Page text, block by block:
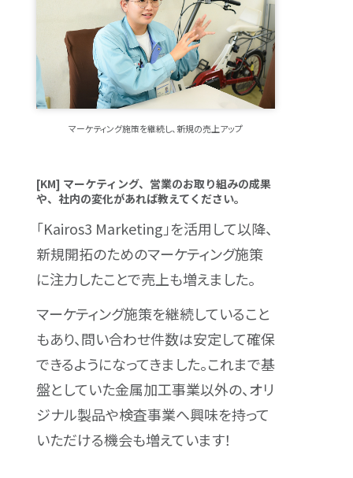
マーケティング施策を継続し、新規の売上アップ
[KM] マーケティング、営業のお取り組みの成果
や、社内の変化があれば教えてください。
「Kairos3 Marketing」を活用して以降、
新規開拓のためのマーケティング施策
に注力したことで売上も増えました。
マーケティング施策を継続していること
もあり、問い合わせ件数は安定して確保
できるようになってきました。これまで基
盤としていた金属加工事業以外の、オリ
ジナル製品や検査事業へ興味を持って
いただける機会も増えています！